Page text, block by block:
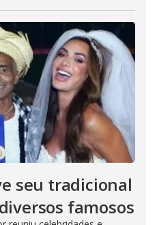
seu tradicional
famosos